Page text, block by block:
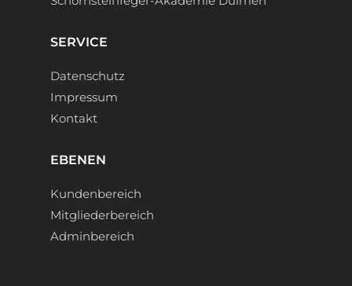
SERVICE
Datenschutz
Impressum
Kontakt
EBENEN
Kundenbereich
Mitgliederbereich
Adminbereich